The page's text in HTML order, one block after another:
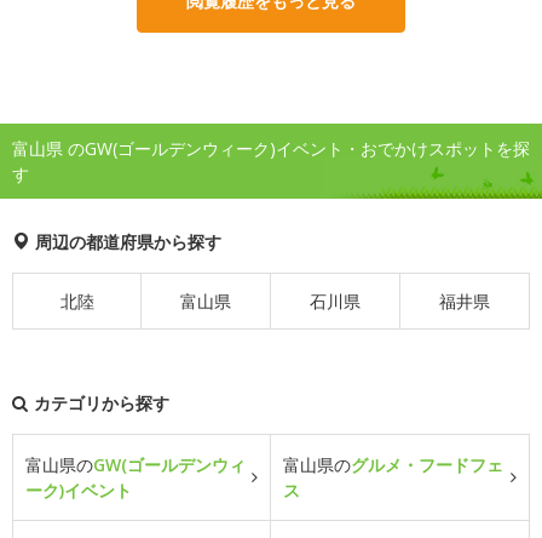
富山県 のGW(ゴールデンウィーク)イベント・おでかけスポットを探
す
周辺の都道府県から探す
北陸 富山県 石川県 福井県
カテゴリから探す
富山県のGW(ゴールデンウィ
ーク)イベント
富山県のグルメ・フードフェ
ス